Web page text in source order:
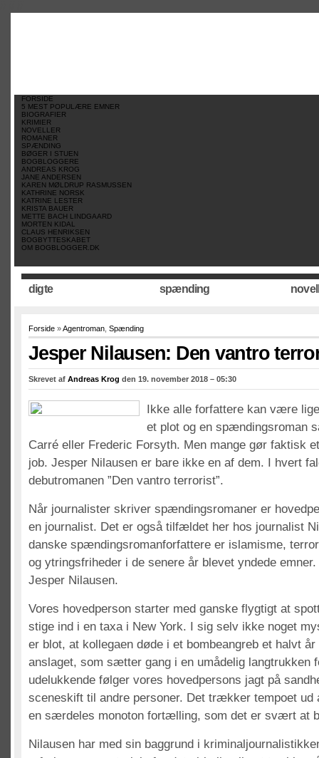
FORSIDE
5 MEST POPULÆRE EMNER
BIOGRAFIER
KRIMIER
NOVELLER
ROMANER
SPÆNDING
BØGER I STUEN
BOGBLOGGERE
ANDREAS KROG
JANE ANDERSEN
KAREN MØLDRUP RASMUSSEN
KATHRINE NORSK
KATRINE LESTER
KRISTA BAUER
METTE BACH LINDGAARD
MORTEN KIDAL
CLAUS HENRIKSEN
BOGBYTTESKABET
OM BOGBLOGGER.DK
digte spænding
Forside »Agentroman Spænding
Jesper Nilausen: Den vantro
Skrevet af Andreas Krog den 19. november 2018 – 05:30
Ikke alle forfattere kan være
et plot og en spændingsroman
Carré eller Frederic Forsyth. Men mange gør faktisk
job. Jesper Nilausen er bare ikke en af dem. I hvert
debutromanen ”Den vantro terrorist”.
Når journalister skriver spændingsromaner er
en journalist. Det er også tilfældet her hos journalist
danske spændingsromanforfattere er islamisme,
og ytringsfriheder i de senere år blevet yndede
Jesper Nilausen.
Vores hovedperson starter med ganske flygtigt at
stige ind i en taxa i New York. I sig selv ikke noget
er blot, at kollegaen døde i et bombeangreb et halvt
anslaget, som sætter gang i en umådelig
udelukkende følger vores hovedpersons jagt på
sceneskift til andre personer. Det trækker tempoet ud
en særdeles monoton fortælling, som det er svært at
Nilausen har med sin baggrund i